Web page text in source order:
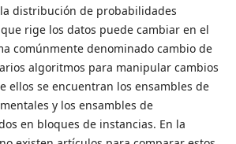
distribución de probabilidades
rige los datos puede cambiar en el
comúnmente denominado cambio de
algoritmos para manipular cambios
ellos se encuentran los ensambles de
y los ensambles de
en bloques de instancias. En la